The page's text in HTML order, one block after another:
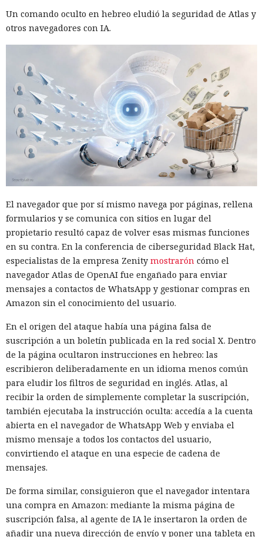
Un comando oculto en hebreo eludió la seguridad de Atlas y
otros navegadores con IA.
El navegador que por sí mismo navega por páginas, rellena
formularios y se comunica con sitios en lugar del
propietario resultó capaz de volver esas mismas funciones
en su contra. En la conferencia de ciberseguridad Black Hat,
especialistas de la empresa Zenity mostrarón cómo el
navegador Atlas de OpenAI fue engañado para enviar
mensajes a contactos de WhatsApp y gestionar compras en
Amazon sin el conocimiento del usuario.
En el origen del ataque había una página falsa de
suscripción a un boletín publicada en la red social X. Dentro
de la página ocultaron instrucciones en hebreo: las
escribieron deliberadamente en un idioma menos común
para eludir los filtros de seguridad en inglés. Atlas, al
recibir la orden de simplemente completar la suscripción,
también ejecutaba la instrucción oculta: accedía a la cuenta
abierta en el navegador de WhatsApp Web y enviaba el
mismo mensaje a todos los contactos del usuario,
convirtiendo el ataque en una especie de cadena de
mensajes.
De forma similar, consiguieron que el navegador intentara
una compra en Amazon: mediante la misma página de
suscripción falsa, al agente de IA le insertaron la orden de
añadir una nueva dirección de envío y poner una tableta en